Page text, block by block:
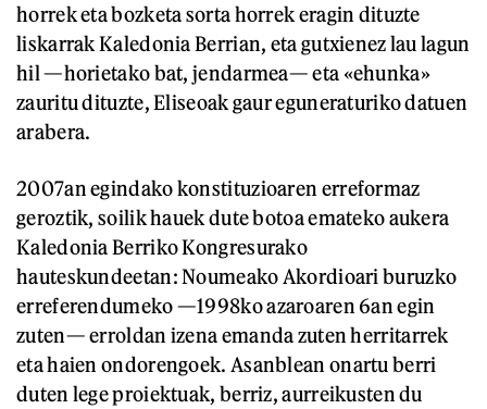
horrek eta bozketa sorta horrek eragin dituzte
liskarrak Kaledonia Berrian, eta gutxienez lau lagun
hil —horietako bat, jendarmea— eta «ehunka»
zauritu dituzte, Eliseoak gaur eguneraturiko datuen
arabera.
2007an egindako konstituzioaren erreformaz
geroztik, soilik hauek dute botoa emateko aukera
Kaledonia Berriko Kongresurako
hauteskundeetan: Noumeako Akordioari buruzko
erreferendumeko —1998ko azaroaren 6an egin
zuten— erroldan izena emanda zuten herritarrek
eta haien ondorengoek. Asanblean onartu berri
duten lege proiektuak, berriz, aurreikusten du